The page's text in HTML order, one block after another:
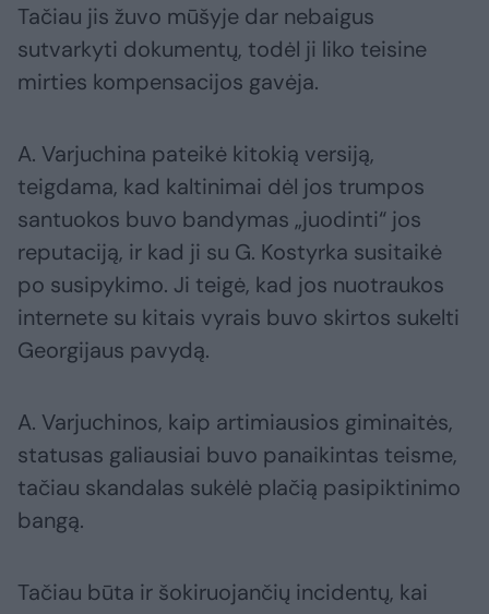
Tačiau jis žuvo mūšyje dar nebaigus
sutvarkyti dokumentų, todėl ji liko teisine
mirties kompensacijos gavėja.
A. Varjuchina pateikė kitokią versiją,
teigdama, kad kaltinimai dėl jos trumpos
santuokos buvo bandymas „juodinti“ jos
reputaciją, ir kad ji su G. Kostyrka susitaikė
po susipykimo. Ji teigė, kad jos nuotraukos
internete su kitais vyrais buvo skirtos sukelti
Georgijaus pavydą.
A. Varjuchinos, kaip artimiausios giminaitės,
statusas galiausiai buvo panaikintas teisme,
tačiau skandalas sukėlė plačią pasipiktinimo
bangą.
Tačiau būta ir šokiruojančių incidentų, kai